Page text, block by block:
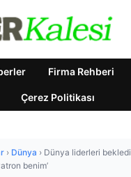
Firma Rehberi
Çerez Politikası
› Dünya › Dünya liderleri bekledi,
benim’